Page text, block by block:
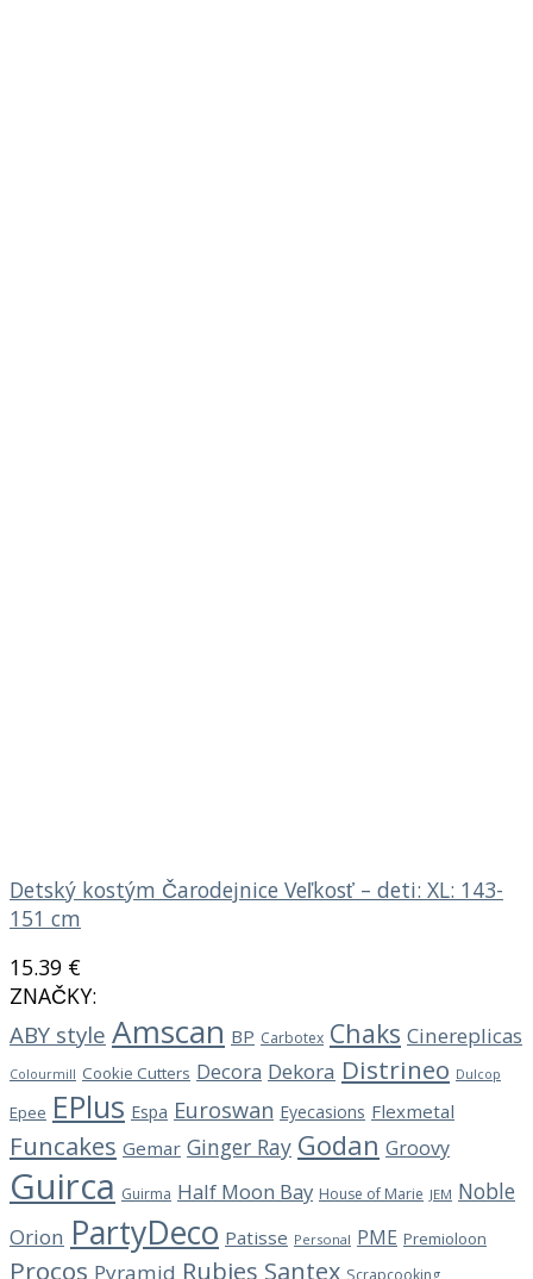
Detský kostým Čarodejnice Veľkosť – deti: XL: 143-
151 cm
15.39 €
ZNAČKY:
ABY style Amscan BP Carbotex Chaks Cinereplicas
Colourmill Cookie Cutters Decora Dekora Distrineo Dulcop
Epee EPlus Espa Euroswan Eyecasions Flexmetal
Funcakes Gemar Ginger Ray Godan Groovy
Guirca Guirma Half Moon Bay House of Marie JEM Noble
Orion PartyDeco Patisse Personal PME Premioloon
Procos Pyramid Rubies Santex